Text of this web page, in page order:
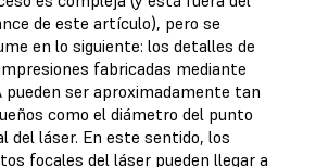
de este artículo), pero se
en lo siguiente: los detalles de
fabricadas mediante
pueden ser aproximadamente tan
como el diámetro del punto
del láser. En este sentido, los
focales del láser pueden llegar a